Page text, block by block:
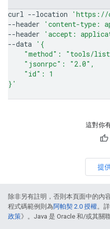
curl --location
'https://
--header
'content-type:
--header
'accept:
--data '{
"method": "tools/
    "jsonrpc": "2.0",
    "id": 1
}'
這對你
提
除非另有註明，否則本頁面中的內
程式碼範例則為阿帕契 2.0 授權。
政策》。Java 是 Oracle 和/或其關